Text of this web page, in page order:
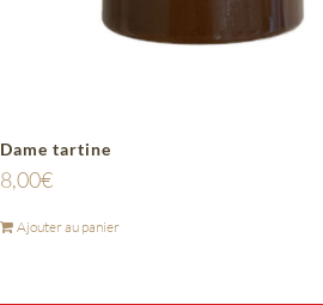
Dame tartine
8,00€
Ajouter au panier